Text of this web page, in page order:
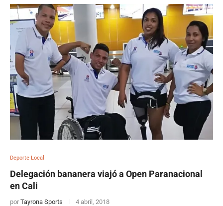
Deporte Local
Delegación bananera viajó a Open Paranacional
en Cali
por Tayrona Sports 4 abril, 2018